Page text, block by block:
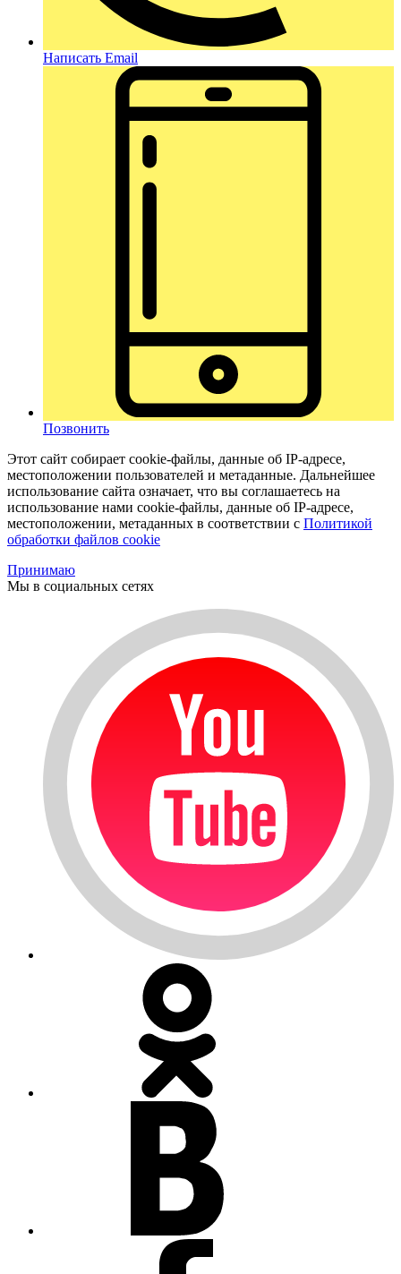
Написать Email
Позвонить
Этот сайт собирает cookie-файлы, данные об IP-адресе,
местоположении пользователей и метаданные. Дальнейшее
использование сайта означает, что вы соглашаетесь на
использование нами cookie-файлы, данные об IP-адресе,
местоположении, метаданных в соответствии с Политикой
обработки файлов cookie
Принимаю
Мы в социальных сетях